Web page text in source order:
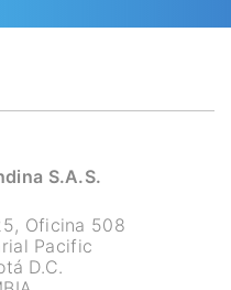
S.A.S.
Oficina 508
Pacific
D.C.